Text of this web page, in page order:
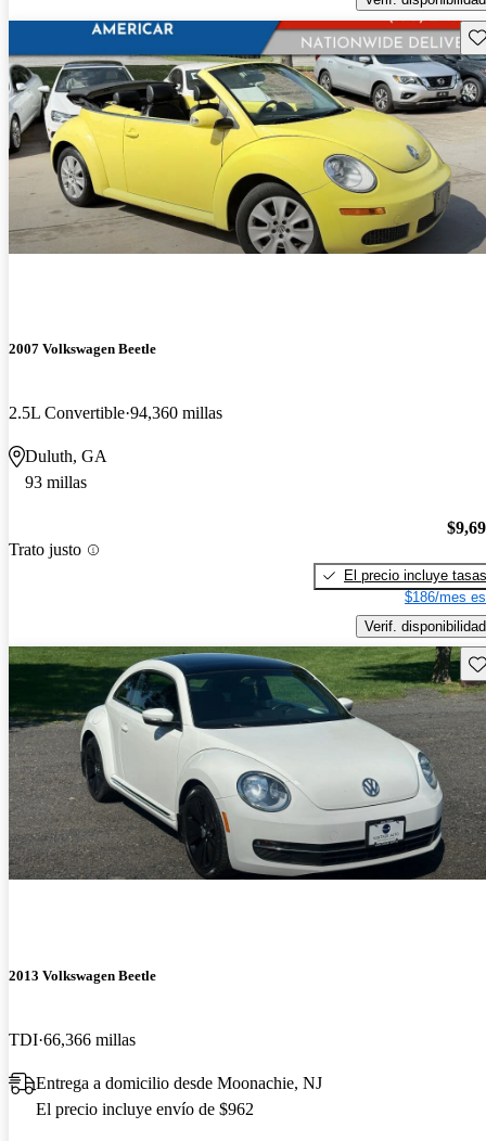
2007 Volkswagen Beetle
2.5L Convertible 94,360 millas
Duluth, GA
93 millas
Trato justo
El precio incluye tasas
$186/mes
Verif. disponibilidad
2013 Volkswagen Beetle
TDI 66,366 millas
Entrega a domicilio desde Moonachie, NJ
El precio incluye envío de $962